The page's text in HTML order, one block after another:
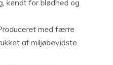
kendt for blødhed og
med færre
af miljøbevidste